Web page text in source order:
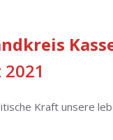
Kraft unsere